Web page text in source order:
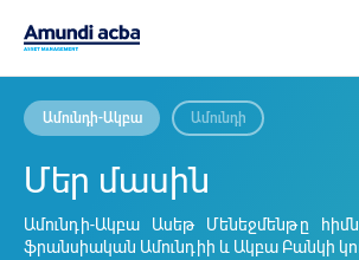
Ամունդի-Ակբա Ամունդի
Մեր մասին
Ամունդի-Ակբա Ասեթ Մենեջմենթը
ֆրանսիական Ամունդիի և Ակբա Բանկի